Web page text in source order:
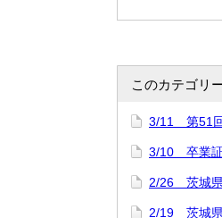
このカテゴリ
3/11 第51
3/10 卒業証
2/26 茨城県
2/19 茨城県